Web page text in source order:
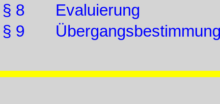
§ 8 Evaluierung
§ 9